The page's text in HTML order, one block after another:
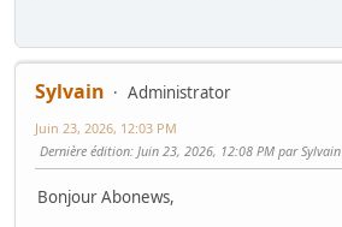
Sylvain
Administrator
Juin 23, 2026, 12:03 PM
Dernière édition: Juin 23, 2026, 12:08 PM par Sylvain
Bonjour Abonews,